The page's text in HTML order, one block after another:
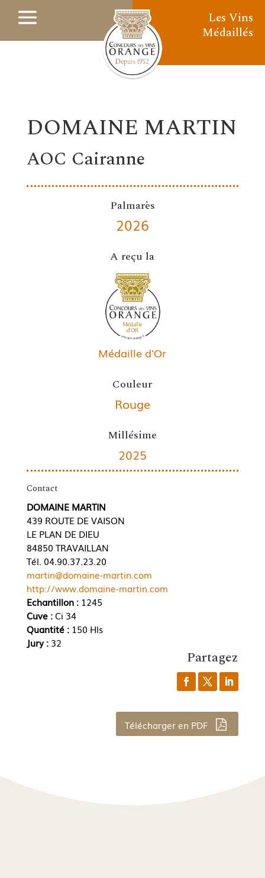
Les Vins
Médaillés
DOMAINE MARTIN
AOC Cairanne
Palmarès
2026
A reçu la
Médaille d'Or
Couleur
Rouge
Millésime
2025
Contact
DOMAINE MARTIN
439 ROUTE DE VAISON
LE PLAN DE DIEU
84850 TRAVAILLAN
Tél. 04.90.37.23.20
martin@domaine-martin.com
http://www.domaine-martin.com
Echantillon :1245
Cuve :Ci 34
Quantité : 150 Hls
Jury : 32
Partagez
Télécharger en PDF